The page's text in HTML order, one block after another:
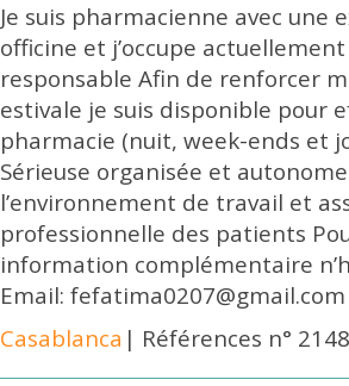
Je suis pharmacienne avec
officine et j’occupe
responsable Afin de renforcer
estivale je suis disponible pour
pharmacie (nuit, week-ends et
Sérieuse organisée et
l’environnement de travail et
professionnelle des patients
information complémentaire
Email: fefatima0207@gmail.com
Casablanca | Références n°